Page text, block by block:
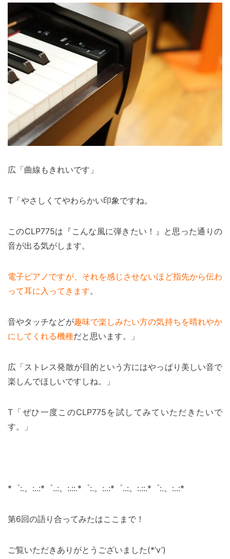
広「曲線もきれいです」
T「やさしくてやわらかい印象ですね。
このCLP775は『こんな風に弾きたい！』と思った通りの
音が出る気がします。
電子ピアノですが、それを感じさせないほど指先から伝わ
って耳に入ってきます。
音やタッチなどが趣味で楽しみたい方の気持ちを晴れやか
にしてくれる機種だと思います。」
広「ストレス発散が目的という方にはやっぱり美しい音で
楽しんでほしいですしね。」
T「ぜひ一度このCLP775を試してみていただきたいで
す。」
*゜:.。:..:*゜..:。:.::.*゜:.。:..:*゜..:。:.::.*゜:.。:..:*
第6回の語り合ってみたはここまで！
ご覧いただきありがとうございました(*’v’)